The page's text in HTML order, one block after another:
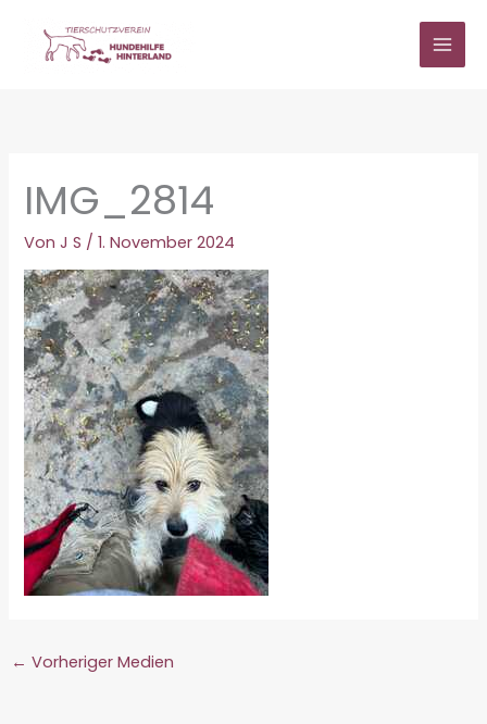
springen
IMG_2814
VonJ S /1. November 2024
← Vorheriger Medien